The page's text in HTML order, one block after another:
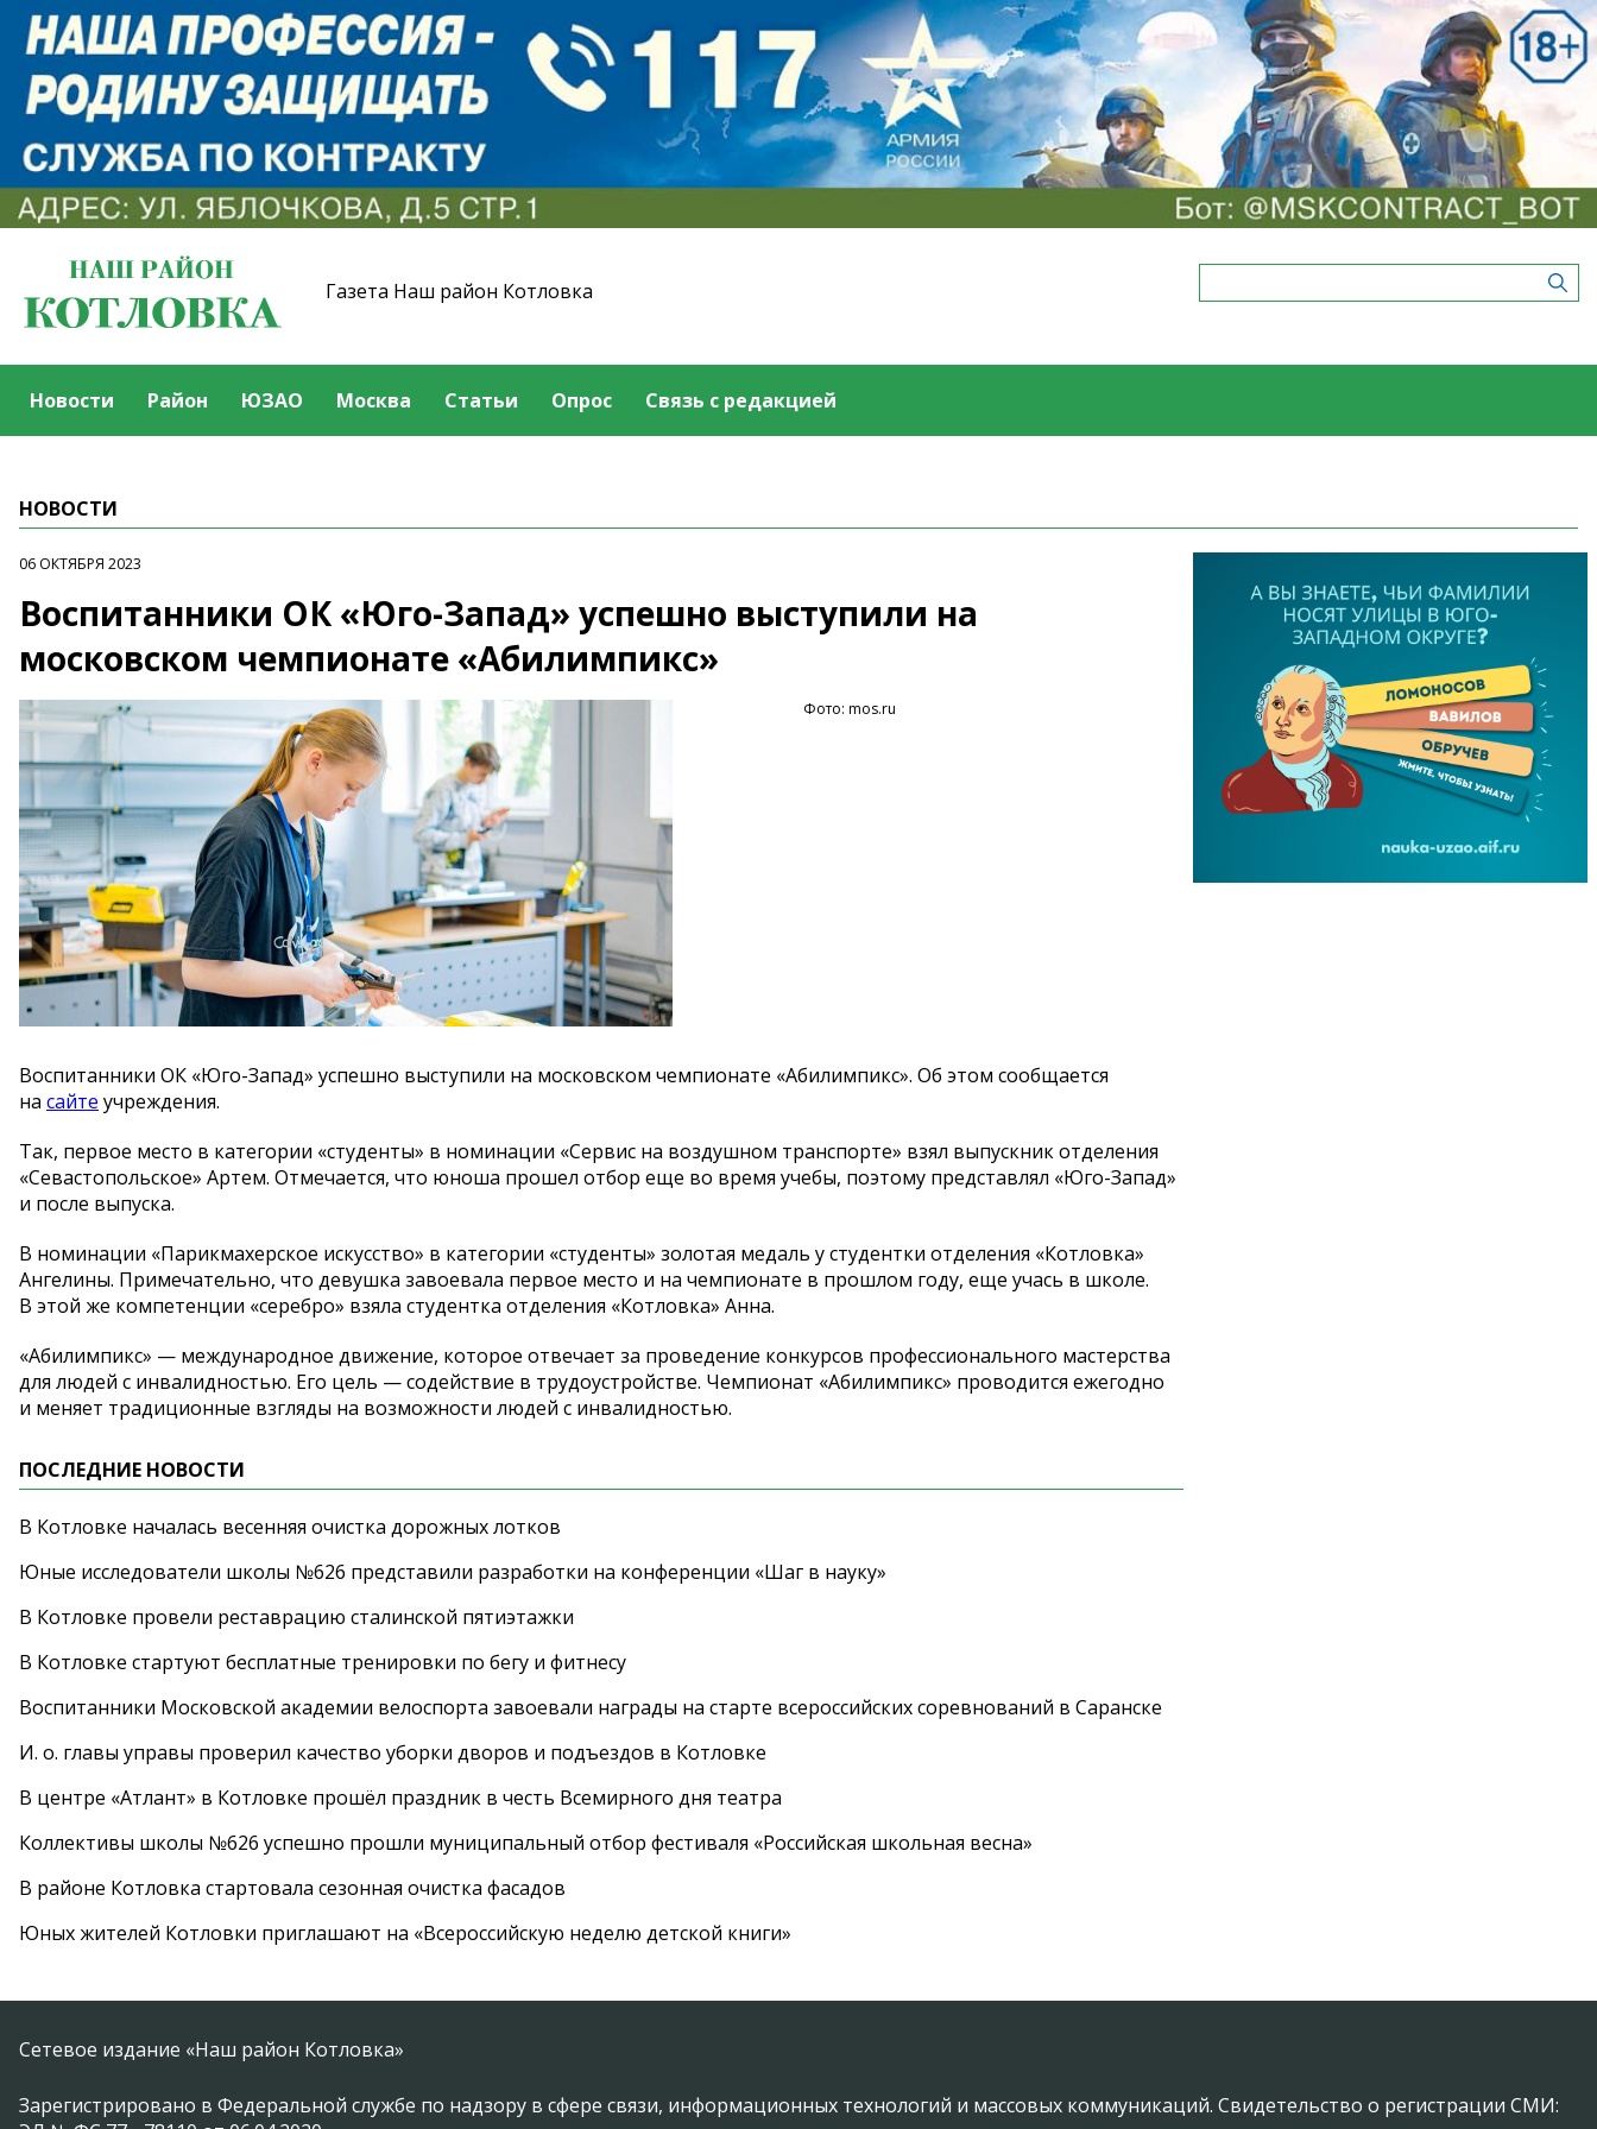
Газета Наш район Котловка
Новости Район ЮЗАО Москва Статьи Опрос Связь с редакцией
НОВОСТИ
06 ОКТЯБРЯ 2023
Воспитанники ОК «Юго-Запад» успешно выступили на
московском чемпионате «Абилимпикс»
Фото: mos.ru
Воспитанники ОК «Юго-Запад» успешно выступили на московском чемпионате «Абилимпикс». Об этом сообщается
на сайте учреждения.
Так, первое место в категории «студенты» в номинации «Сервис на воздушном транспорте» взял выпускник отделения
«Севастопольское» Артем. Отмечается, что юноша прошел отбор еще во время учебы, поэтому представлял «Юго-Запад»
и после выпуска.
В номинации «Парикмахерское искусство» в категории «студенты» золотая медаль устудентки отделения «Котловка»
Ангелины. Примечательно, что девушка завоевала первое место и на чемпионате в прошлом году, еще учась в школе.
В этой же компетенции «серебро» взяла студентка отделения «Котловка» Анна.
«Абилимпикс» — международное движение, которое отвечает за проведение конкурсов профессионального мастерства
для людей с инвалидностью. Его цель —содействие в трудоустройстве. Чемпионат «Абилимпикс» проводится ежегодно
и меняет традиционные взгляды на возможности людей с инвалидностью.
ПОСЛЕДНИЕ НОВОСТИ
В Котловке началась весенняя очистка дорожных лотков
Юные исследователи школы №626 представили разработки на конференции «Шаг в науку»
В Котловке провели реставрацию сталинской пятиэтажки
В Котловке стартуют бесплатные тренировки по бегу и фитнесу
Воспитанники Московской академии велоспорта завоевали награды на старте всероссийских соревнований в Саранске
И. о. главы управы проверил качество уборки дворов и подъездов в Котловке
В центре «Атлант» в Котловке прошёл праздник в честь Всемирного дня театра
Коллективы школы №626 успешно прошли муниципальный отбор фестиваля «Российская школьная весна»
В районе Котловка стартовала сезонная очистка фасадов
Юных жителей Котловки приглашают на «Всероссийскую неделю детской книги»
Сетевое издание «Наш район Котловка»
Зарегистрировано в Федеральной службе по надзору в сфере связи, информационных технологий и массовых коммуникаций. Свидетельство о регистрации СМИ: